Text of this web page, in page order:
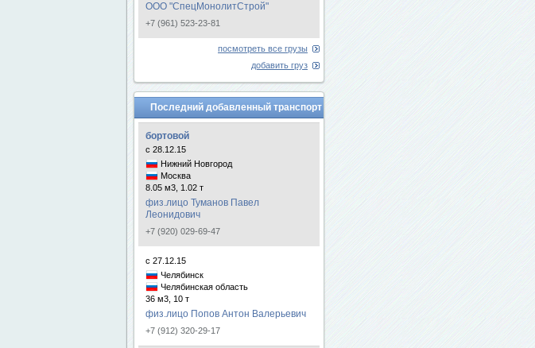
ООО "СпецМонолитСтрой"
+7 (961) 523-23-81
посмотреть все грузы
добавить груз
Последний добавленный транспорт
бортовой
с 28.12.15
Нижний Новгород
Москва
8.05 м3, 1.02 т
физ.лицо Туманов Павел
Леонидович
+7 (920) 029-69-47
с 27.12.15
Челябинск
Челябинская область
36 м3, 10 т
физ.лицо Попов Антон Валерьевич
+7 (912) 320-29-17